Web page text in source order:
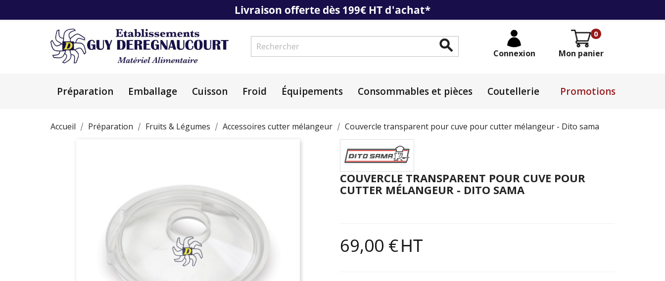
Livraison offerte dès 199€ HT d'achat*
0
Mon panier
 Connexion
Préparation Emballage Cuisson Froid Équipements Consommables et pièces Coutellerie Promotions
Accueil Préparation Fruits & Légumes Accessoires cutter mélangeur Couvercle transparent pour cuve pour cutter mélangeur - Dito sama
COUVERCLE TRANSPARENT POUR CUVE POUR
CUTTER MÉLANGEUR - DITO SAMA
69,00 €HT